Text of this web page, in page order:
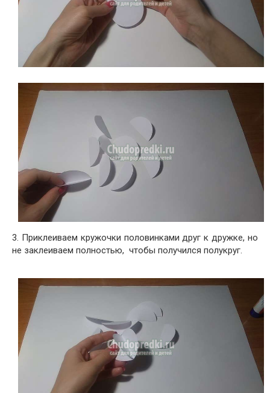
3. Приклеиваем кружочки половинками друг к дружке, но
не заклеиваем полностью, чтобы получился полукруг.